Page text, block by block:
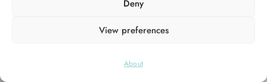
Deny
View preferences
About
Hello Good Shape